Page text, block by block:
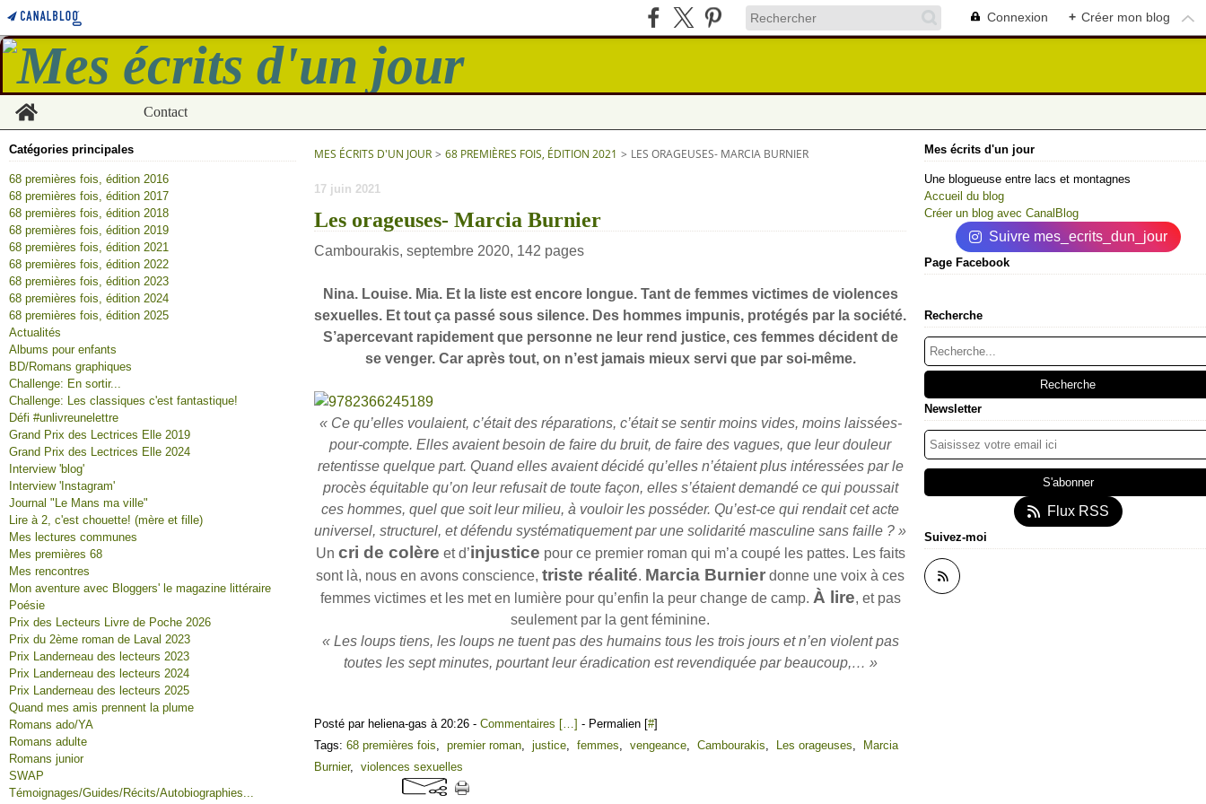
Connexion + Créer mon blog
Home
Contact
Catégories principales
68 premières fois, édition 2016
68 premières fois, édition 2017
68 premières fois, édition 2018
68 premières fois, édition 2019
68 premières fois, édition 2021
68 premières fois, édition 2022
68 premières fois, édition 2023
68 premières fois, édition 2024
68 premières fois, édition 2025
Actualités
Albums pour enfants
BD/Romans graphiques
Challenge: En sortir...
Challenge: Les classiques c'est fantastique!
Défi #unlivreunelettre
Grand Prix des Lectrices Elle 2019
Grand Prix des Lectrices Elle 2024
Interview 'blog'
Interview 'Instagram'
Journal "Le Mans ma ville"
Lire à 2, c'est chouette! (mère et fille)
Mes lectures communes
Mes premières 68
Mes rencontres
Mon aventure avec Bloggers' le magazine littéraire
Poésie
Prix des Lecteurs Livre de Poche 2026
Prix du 2ème roman de Laval 2023
Prix Landerneau des lecteurs 2023
Prix Landerneau des lecteurs 2024
Prix Landerneau des lecteurs 2025
Quand mes amis prennent la plume
Romans ado/YA
Romans adulte
Romans junior
SWAP
Témoignages/Guides/Récits/Autobiographies...
MES ÉCRITS D'UN JOUR > 68 PREMIÈRES FOIS, ÉDITION 2021 > LES ORAGEUSES- MARCIA BURNIER
17 juin 2021
Les orageuses- Marcia Burnier
Cambourakis, septembre 2020, 142 pages
Nina. Louise. Mia. Et la liste est encore longue. Tant de femmes victimes de violences
sexuelles. Et tout ça passé sous silence. Des hommes impunis, protégés par la société.
S’apercevant rapidement que personne ne leur rend justice, ces femmes décident de
se venger. Car après tout, on n’est jamais mieux servi que par soi-même.
« Ce qu’elles voulaient, c’était des réparations, c’était se sentir moins vides, moins laissées-
pour-compte. Elles avaient besoin de faire du bruit, de faire des vagues, que leur douleur
retentisse quelque part. Quand elles avaient décidé qu’elles n’étaient plus intéressées par le
procès équitable qu’on leur refusait de toute façon, elles s’étaient demandé ce qui poussait
ces hommes, quel que soit leur milieu, à vouloir les posséder. Qu’est-ce qui rendait cet acte
universel, structurel, et défendu systématiquement par une solidarité masculine sans faille ? »
Un cri de colère et d’injustice pour ce premier roman qui m’a coupé les pattes. Les faits
sont là, nous en avons conscience, triste réalité. Marcia Burnier donne une voix à ces
femmes victimes et les met en lumière pour qu’enfin la peur change de camp. À lire, et pas
seulement par la gent féminine.
« Les loups tiens, les loups ne tuent pas des humains tous les trois jours et n’en violent pas
toutes les sept minutes, pourtant leur éradication est revendiquée par beaucoup,… »
Posté par heliena-gas à 20:26 - Commentaires […] - Permalien [#]
Tags: 68 premières fois, premier roman, justice, femmes, vengeance, Cambourakis, Les orageuses,
Marcia
Burnier, violences sexuelles
Mes écrits d'un jour
Une blogueuse entre lacs et montagnes
Accueil du blog
Créer un blog avec CanalBlog
Suivre mes_ecrits_dun_jour
Page Facebook
Recherche
Newsletter
Flux RSS
Suivez-moi